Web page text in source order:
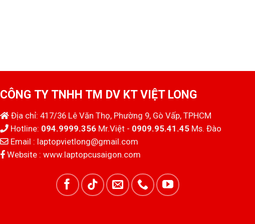
CÔNG TY TNHH TM DV KT VIỆT LONG
Địa chỉ: 417/36 Lê Văn Thọ, Phường 9, Gò Vấp, TPHCM
Hotline: 094.9999.356 Mr.Việt - 0909.95.41.45 Ms. Đào
Email : laptopvietlong@gmail.com
Website : www.laptopcusaigon.com